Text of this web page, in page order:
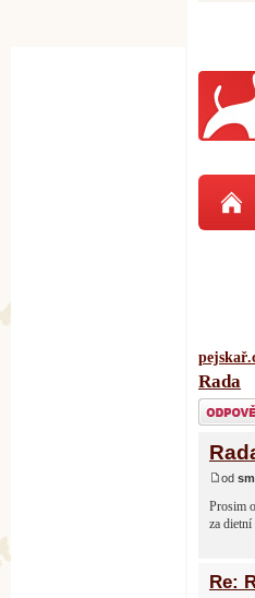
Rada
Odeslat
od
Prosim
za dietní
Re: